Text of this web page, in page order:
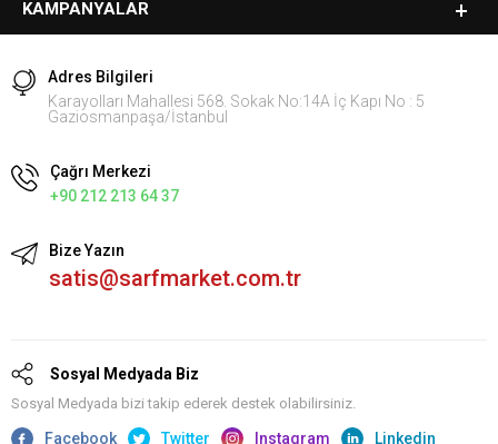
KAMPANYALAR
Adres Bilgileri
Karayolları Mahallesi 568. Sokak No:14A İç Kapı No : 5
Gaziosmanpaşa/İstanbul
Çağrı Merkezi
+90 212 213 64 37
Bize Yazın
satis@sarfmarket.com.tr
Sosyal Medyada Biz
Sosyal Medyada bizi takip ederek destek olabilirsiniz.
Facebook Twitter Instagram Linkedin